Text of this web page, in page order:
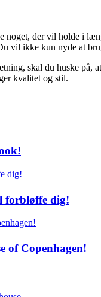
der vil holde i
vil ikke kun nyde at
skal du huske
kvalitet og stil.
forbløffe dig!
of Copenhagen!